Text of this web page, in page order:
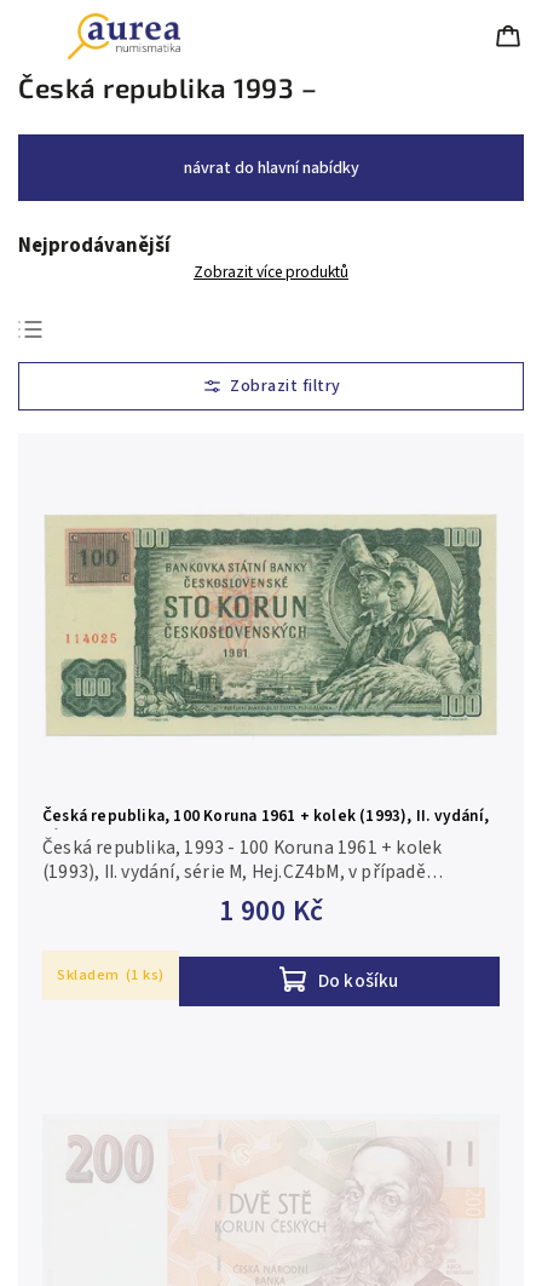
Česká republika 1993 –
návrat do hlavní nabídky
Nejprodávanější
Zobrazit více produktů
Nejlevnější
Nejdražší
Chronologicky
Česká republika, 100 Koruna 1961 + kolek (1993), II. vydání,
série M, Hej.CZ4bM
1 900 Kč
Do košíku
Česká republika, 1993 - 100 Koruna 1961 + kolek
(1993), II. vydání, série M, Hej.CZ4bM, v případě
konkrétní série je foto pouze ilustrační N/UNC
Skladem (1 ks)